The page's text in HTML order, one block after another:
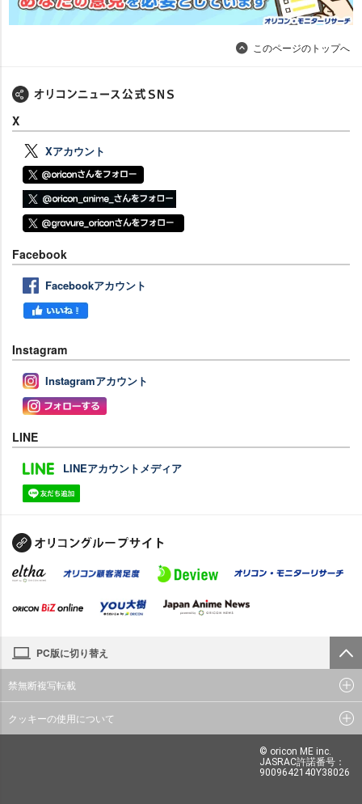
このページのトップへ
X
Xアカウント
Facebook
Facebookアカウント
Instagram
Instagramアカウント
LINE
LINEアカウントメディア
PC版に切り替え
禁無断複写転載
クッキーの使用について
© oricon ME inc.
JASRAC許諾番号：
9009642140Y38026